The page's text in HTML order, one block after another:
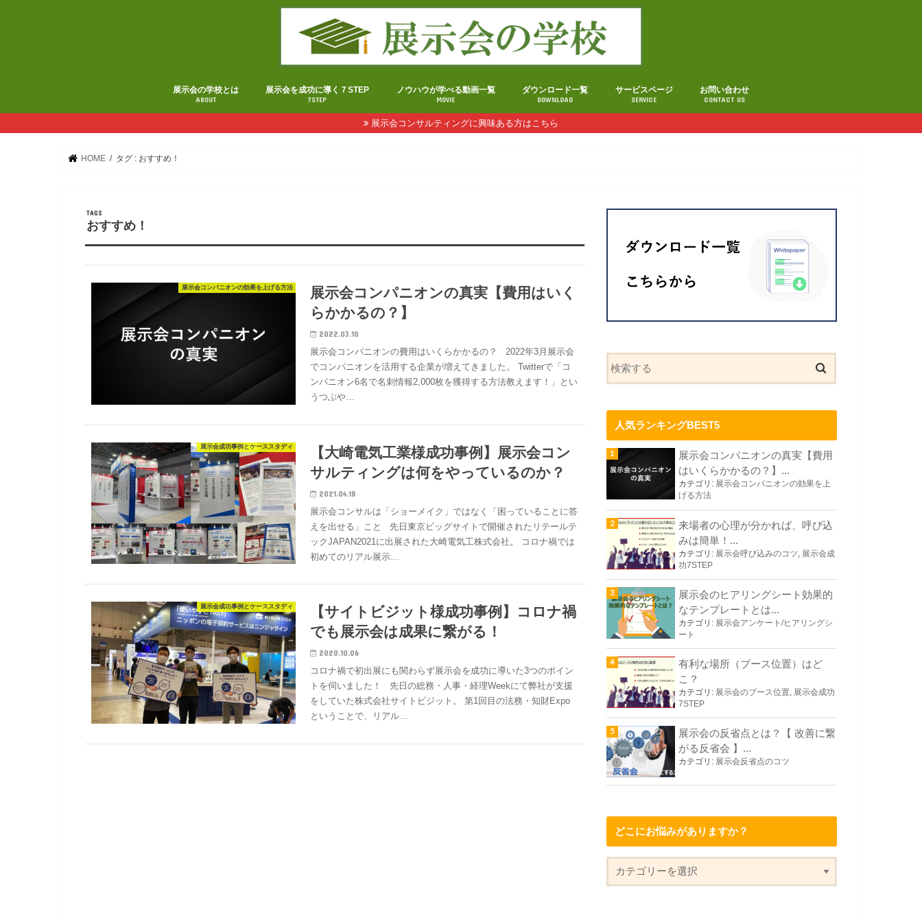
展示会の学校とは
ABOUT
展示会を成功に導く７STEP
7STEP
ノウハウが学べる動画一覧
MOVIE
ダウンロード一覧
DOWNLOAD
サービスページ
SERVICE
お問い合わせ
CONTACT US
展示会コンサルティングに興味ある方はこちら
HOME タグ : おすすめ！
おすすめ！
展示会コンパニオンの効果を上げる方法
展示会コンパニオンの真実【費用はいく
らかかるの？】
2022.03.10
展示会コンパニオンの費用はいくらかかるの？ 2022年3月展示会
でコンパニオンを活用する企業が増えてきました。 Twitterで「コ
ンパニオン6名で名刺情報2,000枚を獲得する方法教えます！」とい
うつぶや…
展示会成功事例とケーススタディ
【大崎電気工業様成功事例】展示会コン
サルティングは何をやっているのか？
2021.04.18
展示会コンサルは「ショーメイク」ではなく「困っていることに答
えを出せる」こと 先日東京ビッグサイトで開催されたリテールテ
ックJAPAN2021に出展された大崎電気工株式会社。 コロナ禍では
初めてのリアル展示…
展示会成功事例とケーススタディ
【サイトビジット様成功事例】コロナ禍
でも展示会は成果に繋がる！
2020.10.06
コロナ禍で初出展にも関わらず展示会を成功に導いた3つのポイン
トを伺いました！ 先日の総務・人事・経理Weekにて弊社が支援
をしていた株式会社サイトビジット。 第1回目の法務・知財Expo
ということで、リアル…
人気ランキングBEST5
展示会コンパニオンの真実【費用
はいくらかかるの？】...
カテゴリ: 展示会コンパニオンの効果を上
げる方法
来場者の心理が分かれば、呼び込
みは簡単！...
カテゴリ: 展示会呼び込みのコツ
展示会成
功7STEP
展示会のヒアリングシート効果的
なテンプレートとは...
カテゴリ: 展示会アンケート/ヒアリングシ
ート
有利な場所（ブース位置）はど
こ？
カテゴリ: 展示会のブース位置, 展示会成功
7STEP
展示会の反省点とは？【 改善に繋
がる反省会 】...
カテゴリ: 展示会反省点のコツ
どこにお悩みがありますか？